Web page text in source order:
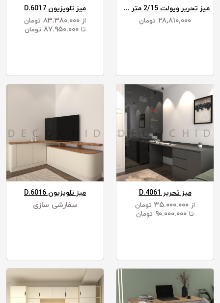
میز تلویزیون D.6017
از
تومان
تا ۸۷.۹۵۰.۰۰۰ تومان
میز تحریر D.4061
از
تومان
تا
تومان
میز تلویزیون D.6016
سفارشی سازی
میز تحریر ویولت 2/15 متر عرض 90
۲۸,۸۱۰,۰۰۰ تومان